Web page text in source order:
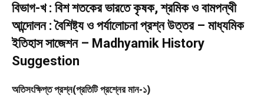
বিভাগ-খ : বিশ শতকের ভারতে কৃষক, শ্রমিক ও বামপন্থী
আন্দোলন : বৈশিষ্ট্য ও পর্যালোচনা প্রশ্ন উত্তর – মাধ্যমিক
ইতিহাস সাজেশন – Madhyamik History
Suggestion
অতিসংক্ষিপ্ত প্রশ্ন(প্রতিটি প্রশ্নের মান-১)